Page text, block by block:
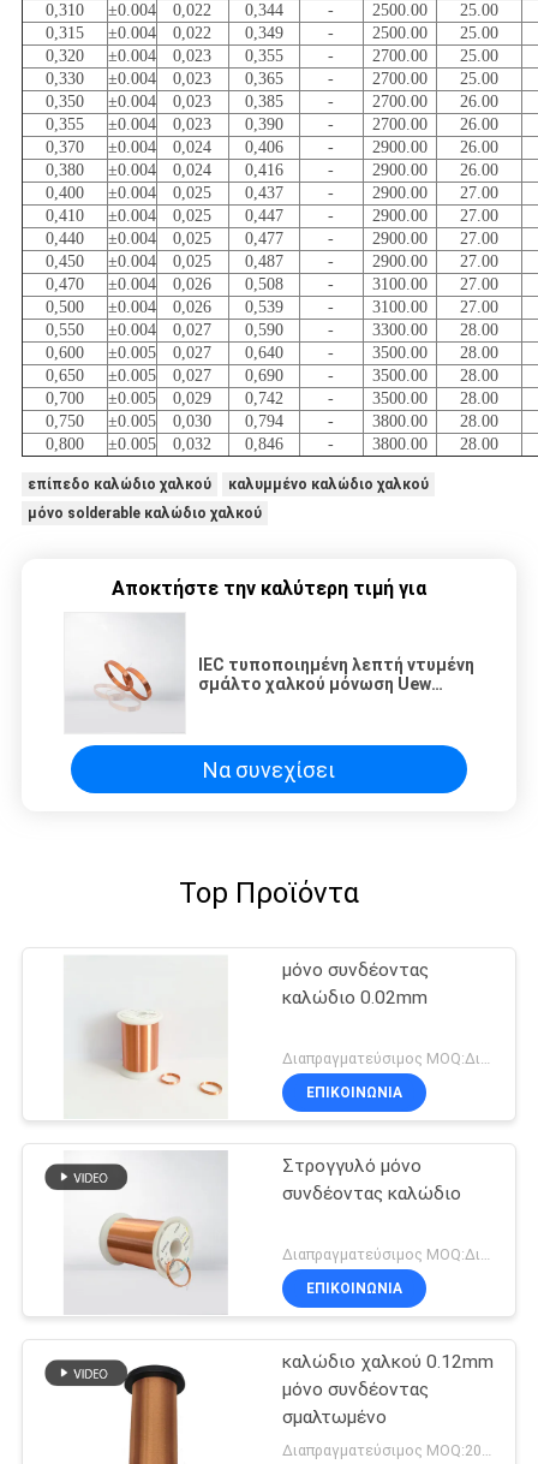
0,310
±0.004 0,022 0,344 - 2500.00
25.00
0,315
±0.004 0,022 0,349 - 2500.00
25.00
0,320
±0.004 0,023 0,355 - 2700.00
25.00
0,330
±0.004 0,023 0,365 - 2700.00
25.00
0,350
±0.004 0,023 0,385 - 2700.00
26.00
0,355
±0.004 0,023 0,390 - 2700.00
26.00
0,370
±0.004 0,024 0,406 - 2900.00
26.00
0,380
±0.004 0,024 0,416 - 2900.00
26.00
0,400
±0.004 0,025 0,437 - 2900.00
27.00
0,410
±0.004 0,025 0,447 - 2900.00
27.00
0,440
±0.004 0,025 0,477 - 2900.00
27.00
0,450
±0.004 0,025 0,487 - 2900.00
27.00
0,470
±0.004 0,026 0,508 - 3100.00
27.00
0,500
±0.004 0,026 0,539 - 3100.00
27.00
0,550
±0.004 0,027 0,590 - 3300.00
28.00
0,600
±0.005 0,027 0,640 - 3500.00
28.00
0,650
±0.005 0,027 0,690 - 3500.00
28.00
0,700
±0.005 0,029 0,742 - 3500.00
28.00
0,750
±0.005 0,030 0,794 - 3800.00
28.00
0,800
±0.005 0,032 0,846 - 3800.00 28.00
επίπεδο καλώδιο χαλκού
καλυμμένο καλώδιο χαλκού
μόνο solderable καλώδιο χαλκού
Αποκτήστε την καλύτερη τιμή για
IEC τυποποιημένη λεπτή ντυμένη
σμάλτο χαλκού μόνωση Uew
των σπειρών
Να συνεχίσει
Top Προϊόντα
μόνο συνδέοντας
καλώδιο 0.02mm
Διαπραγματεύσιμος MOQ:Διαφορετικοί τύποι με το differet MOQ
ΕΠΙΚΟΙΝΩΝΙΑ
Στρογγυλό μόνο
συνδέοντας καλώδιο
ΕΠΙΚΟΙΝΩΝΙΑ
καλώδιο χαλκού 0.12mm
μόνο συνδέοντας
σμαλτωμένο